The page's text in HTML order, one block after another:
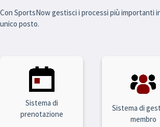
Con SportsNow gestisci i processi più importanti
unico posto.
Sistema di
prenotazione
Sistema di
membro